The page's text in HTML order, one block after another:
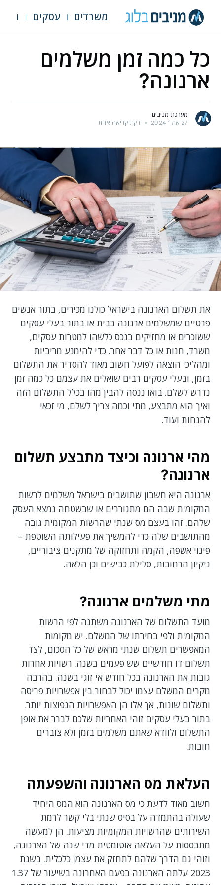
משרדים עסקים
כל כמה זמן משלמים
ארנונה?
מערכת מניבים
27 אוק׳ 2024
• דקת קריאה אחת
את תשלום הארנונה בישראל כולנו מכירים, בתור אנשים
פרטיים שמשלמים ארנונה בבית או בתור בעלי עסקים
ששוכרים או מחזיקים בנכס כלשהו למטרות עסקים,
משרד, חנות או כל דבר אחר. כדי להימנע מריביות
ומהליכי הוצאה לפועל חשוב מאוד להסדיר את התשלום
בזמן, ובעלי עסקים רבים שואלים את עצמם כל כמה זמן
נדרש לשלם. בואו ננסה להבין מהו בכלל התשלום הזה
ואיך הוא מתבצע, מתי וכמה צריך לשלם, מי זכאי
להנחות ועוד.
מהי ארנונה וכיצד מתבצע תשלום
ארנונה?
ארנונה היא חשבון שתושבים בישראל משלמים לרשות
המקומית שבה הם מתגוררים או שבשטחה נמצא העסק
שלהם. זהו בעצם מס שנתי שהרשות המקומית גובה
מהתושבים שלה כדי להמשיך את פעילותה השוטפת –
פינוי אשפה, הקמה ותחזוקה של מתקנים ציבוריים,
ניקיון הרחובות, סלילת כבישים וכן הלאה.
מתי משלמים ארנונה?
מועד התשלום של הארנונה משתנה לפי הרשות
המקומית ולפי בחירתו של המשלם. יש מקומות
המאפשרים תשלום שנתי מראש של כל הסכום, לצד
תשלום דו חודשיים שש פעמים בשנה. רשויות אחרות
גובות את הארנונה בכל חודש אי זוגי בשנה. בהרבה
מקרים המשלם עצמו יכול לבחור בין אפשרויות פריסה
ותשלום שונות, אך אלו הן האפשרויות הנפוצות יותר.
בתור בעלי עסקים זוהי האחריות שלכם לברר את אופן
התשלום ולוודא שאתם משלמים בזמן ולא צוברים
חובות.
העלאת מס הארנונה והשפעתה
חשוב מאוד לדעת כי מס הארנונה הוא המס היחיד
שעולה בהתמדה על בסיס שנתי בלי קשר לרמת
השירותים שהרשויות המקומיות מציעות. הן למעשה
מתבססות על העלאה אוטומטית מדי שנה של הארנונה,
וזוהי גם הדרך שלהם לתחזק את עצמן כלכלית. בשנת
2023 עלתה הארנונה בפעם האחרונה בשיעור של 1.37